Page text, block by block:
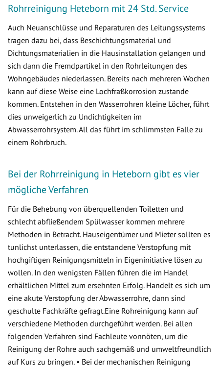
Rohrreinigung Heteborn mit 24 Std. Service
Auch Neuanschlüsse und Reparaturen des Leitungssystems
tragen dazu bei, dass Beschichtungsmaterial und
Dichtungsmaterialien in die Hausinstallation gelangen und
sich dann die Fremdpartikel in den Rohrleitungen des
Wohngebäudes niederlassen. Bereits nach mehreren Wochen
kann auf diese Weise eine Lochfraßkorrosion zustande
kommen. Entstehen in den Wasserrohren kleine Löcher, führt
dies unweigerlich zu Undichtigkeiten im
Abwasserrohrsystem. All das führt im schlimmsten Falle zu
einem Rohrbruch.
Bei der Rohrreinigung in Heteborn gibt es vier
mögliche Verfahren
Für die Behebung von überquellenden Toiletten und
schlecht abfließendem Spülwasser kommen mehrere
Methoden in Betracht. Hauseigentümer und Mieter sollten es
tunlichst unterlassen, die entstandene Verstopfung mit
hochgiftigen Reinigungsmitteln in Eigeninitiative lösen zu
wollen. In den wenigsten Fällen führen die im Handel
erhältlichen Mittel zum ersehnten Erfolg. Handelt es sich um
eine akute Verstopfung der Abwasserrohre, dann sind
geschulte Fachkräfte gefragt.Eine Rohreinigung kann auf
verschiedene Methoden durchgeführt werden. Bei allen
folgenden Verfahren sind Fachleute vonnöten, um die
Reinigung der Rohre auch sachgemäß und umweltfreundlich
auf Kurs zu bringen. • Bei der mechanischen Reinigung